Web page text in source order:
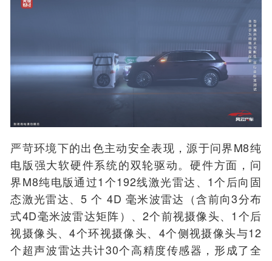
严苛环境下的出色主动安全表现，源于问界M8纯
电版强大软硬件系统的双轮驱动。硬件方面， 问
界M8纯电版通过1个192线激光雷达、1个后向固
态激光雷达、5个 4D 毫米波雷达 （含前向3分布
式4D毫米波雷达矩阵） 、2个前视摄像头、 1个后
视摄像头、4个环视摄像头、4个侧视摄像头与12
个超声波雷达共计30个高精度传感器， 形成了全